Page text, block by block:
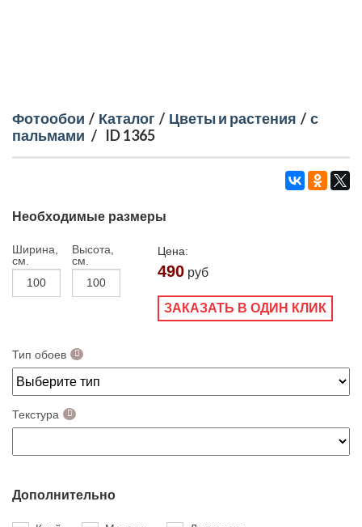
Фотообои / Каталог / Цветы и растения / с
пальмами / ID 1365
Необходимые размеры
Ширина,
см.
Высота,
см.
Цена:
490 руб
ЗАКАЗАТЬ В ОДИН КЛИК
Тип обоев
Текстура
Дополнительно